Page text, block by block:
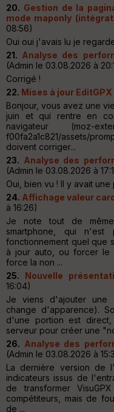
20. Gestion de la
mode maponly
08:56)
Oui oui j'avais lu je
21. Analyse des
(Admin le 03.08.2026 à
Corrigé !
22. Mises à jour EditGPX
Bonjour, vous avez une
juin et qui rentre en
navigateur (moz-
f00fa2a1c821/assets/
doivent corriger...
23. Analyse des
(Admin le 03.08.2026 à
Oui, bien vu ! Il y avait
24. Affichage valeur
à 16:26)
Je note tout de même
smartphone, qui n'est
fonctionnement quel que
à jour auto, ou forcer le
force la non ...
25. Nouvelle
16:04)
Je viens d'ajouter une
change d'apparence).
d'une portion est
serveur pour créer une
26. Analyse des
(Admin le 03.08.2026 à
La dernière version de
indicateurs issus de
de transformer
compétiteurs, mais de
de ...